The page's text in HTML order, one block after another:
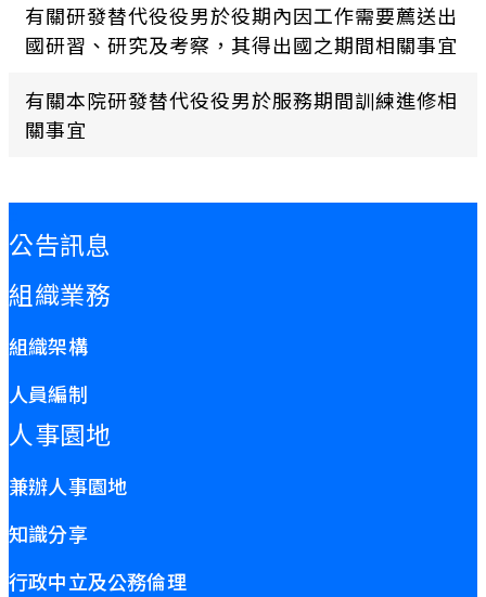
有關研發替代役役男於役期內因工作需要薦送出
國研習、研究及考察，其得出國之期間相關事宜
有關本院研發替代役役男於服務期間訓練進修相
關事宜
公告訊息
組織業務
組織架構
人員編制
人事園地
兼辦人事園地
知識分享
行政中立及公務倫理